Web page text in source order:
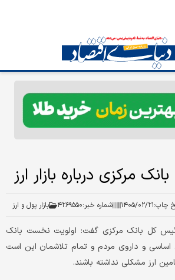
مرکزی درباره بازار ارز
چاپ:۱۴۰۵/۰۲/۲۱ شماره خبر:۴۲۶۹۵۵۰ بازار پول و ارز
رئیس کل بانک مرکزی گفت: اولویت نخست بانک
اساسی و داروی مردم و تمام تلاشمان این است
ارز مشکلی نداشته باشند.